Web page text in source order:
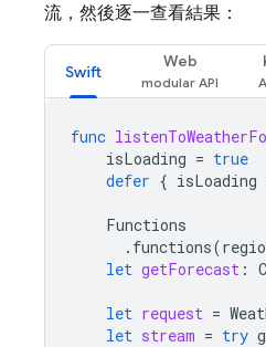
流，然後逐一查看結果：
Swift
Web
func
isLoading = true
defer { isLoading
Functions
. functions(
let getForecast :
let request =
let stream = try